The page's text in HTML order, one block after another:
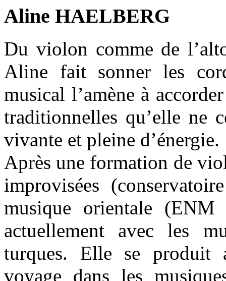
Aline HAELBERG
Du violon comme de
Aline fait sonner les
musical l’amène à
traditionnelles qu’elle ne
vivante et pleine d’énergie.
Après une formation de
improvisées
musique orientale
actuellement avec les
turques. Elle se produit
voyage dans les